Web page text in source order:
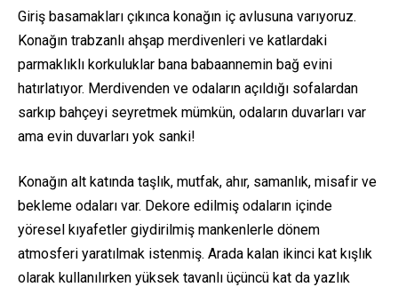
Giriş basamakları çıkınca konağın iç avlusuna varıyoruz.
Konağın trabzanlı ahşap merdivenleri ve katlardaki
parmaklıklı korkuluklar bana babaannemin bağ evini
hatırlatıyor. Merdivenden ve odaların açıldığı sofalardan
sarkıp bahçeyi seyretmek mümkün, odaların duvarları var
ama evin duvarları yok sanki!
Konağın alt katında taşlık, mutfak, ahır, samanlık, misafir ve
bekleme odaları var. Dekore edilmiş odaların içinde
yöresel kıyafetler giydirilmiş mankenlerle dönem
atmosferi yaratılmak istenmiş. Arada kalan ikinci kat kışlık
olarak kullanılırken yüksek tavanlı üçüncü kat da yazlık